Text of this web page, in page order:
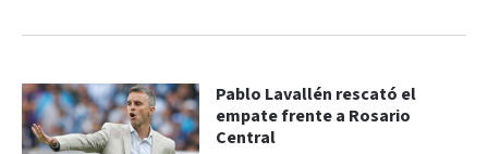
Pablo Lavallén rescató el
empate frente a Rosario
Central